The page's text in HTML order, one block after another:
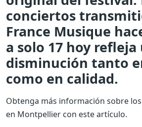
conciertos
France Musique
a solo 17 hoy refleja
disminución tanto
como en calidad.
Obtenga más información sobre
en Montpellier con este artículo.